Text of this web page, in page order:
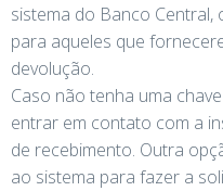
sistema do Banco
para aqueles que
devolução.
Caso não tenha uma
entrar em contato com a
de recebimento. Outra
ao sistema para fazer a